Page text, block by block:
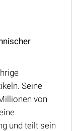
Seine
von
und teilt sein